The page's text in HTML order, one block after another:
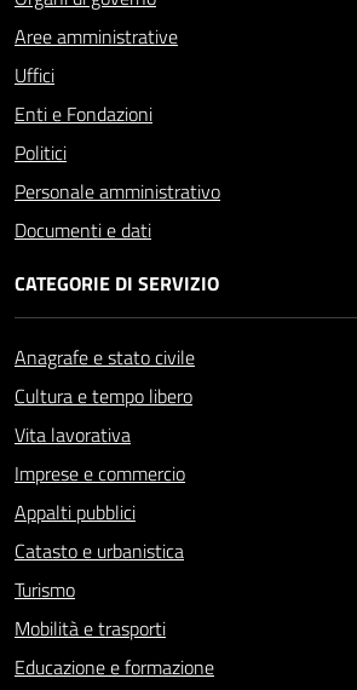
Aree amministrative
Uffici
Enti e Fondazioni
Politici
Personale amministrativo
Documenti e dati
CATEGORIE DI SERVIZIO
Anagrafe e stato civile
Cultura e tempo libero
Vita lavorativa
Imprese e commercio
Appalti pubblici
Catasto e urbanistica
Turismo
Mobilità e trasporti
Educazione e formazione